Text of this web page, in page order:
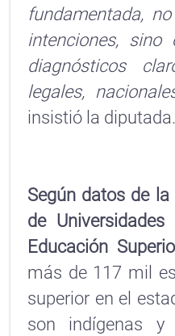
fundamentada,
intenciones, sino
diagnósticos
legales,
insistió la diputada.
Según datos de
de
Educación
más de 117 mil
superior en el
son indígenas y